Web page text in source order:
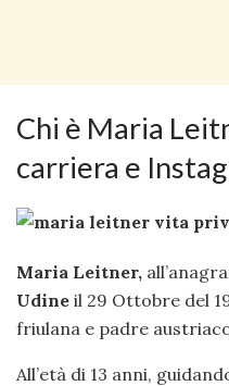
Chi è Maria
carriera e
Maria Leitner,
Udine il 29 Ottobre del
friulana e padre
All’età di 13 anni,